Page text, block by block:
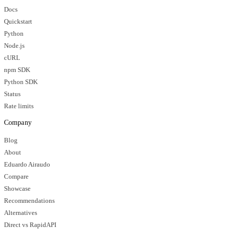
Docs
Quickstart
Python
Node.js
cURL
npm SDK
Python SDK
Status
Rate limits
Company
Blog
About
Eduardo Airaudo
Compare
Showcase
Recommendations
Alternatives
Direct vs RapidAPI